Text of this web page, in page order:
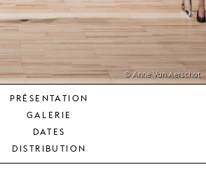
JEUNE
PUBLIC
MONNAIE
SOUTENIR
© Anne Van Aerschot
PRÉSENTATION
GALERIE
DATES
DISTRIBUTION